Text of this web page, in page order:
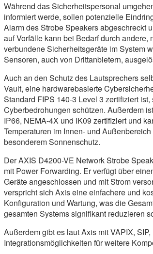
Während das Sicherheitspersonal
informiert werde, sollen potenzielle
Alarm des Strobe Speakers abgeschreckt
auf Vorfälle kann bei Bedarf durch andere,
verbundene Sicherheitsgeräte im System
Sensoren, auch von Drittanbietern,
Auch an den Schutz des Lautsprechers
Vault, eine hardwarebasierte
Standard FIPS 140-3 Level 3 zertifiziert
Cyberbedrohungen schützen. Außerdem
IP66, NEMA-4X und IK09 zertifiziert und
Temperaturen im Innen- und
besonderem Sonnenschutz.
Der AXIS D4200-VE Network Strobe
mit Power Forwarding. Er verfügt über
Geräte angeschlossen und mit Strom
verspricht sich Axis eine einfachere und
Konfiguration und Wartung, was die
gesamten Systems signifikant reduzieren
Außerdem gibt es laut Axis mit VAPIX,
Integrationsmöglichkeiten für weitere